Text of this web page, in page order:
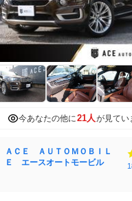
今あなたの他に21人が見てい
ＡＣＥ ＡＵＴＯＭＯＢＩＬ
Ｅ エースオートモービル